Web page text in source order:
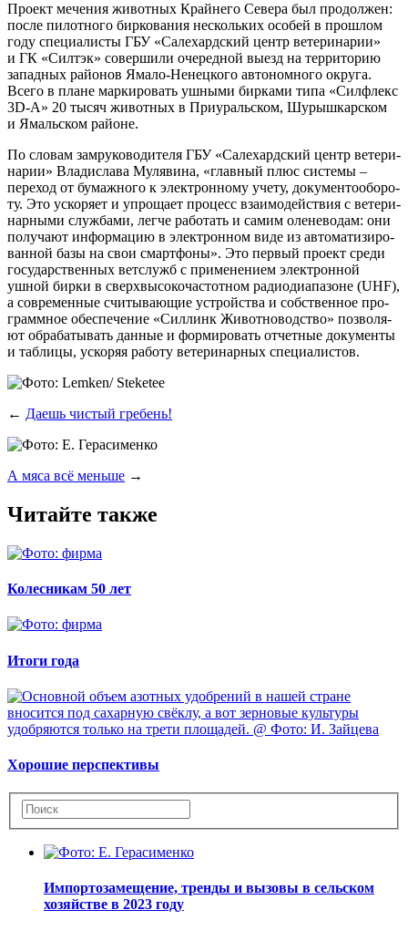
Проект мече­ния живот­ных Край­не­го Севе­ра был про­дол­жен:
после пилот­но­го бир­ко­ва­ния несколь­ких осо­бей в про­шлом
году спе­ци­а­ли­сты ГБУ «Сале­хард­ский центр вете­ри­на­рии»
и ГК «Силт­эк» совер­ши­ли оче­ред­ной выезд на тер­ри­то­рию
запад­ных рай­о­нов Яма­ло-Ненец­ко­го авто­ном­но­го окру­га.
Все­го в плане мар­ки­ро­вать ушны­ми бир­ка­ми типа «Сил­флекс
3D-А» 20 тысяч живот­ных в При­ураль­ском, Шурыш­кар­ском
и Ямаль­ском районе.
По сло­вам замру­ко­во­ди­те­ля ГБУ «Сале­хард­ский центр вете­ри­
на­рии» Вла­ди­сла­ва Муля­ви­на, «глав­ный плюс систе­мы –
пере­ход от бумаж­но­го к элек­трон­но­му уче­ту, доку­мен­то­обо­ро­
ту. Это уско­ря­ет и упро­ща­ет про­цесс вза­и­мо­дей­ствия с вете­ри­
нар­ны­ми служ­ба­ми, лег­че рабо­тать и самим оле­не­во­дам: они
полу­ча­ют инфор­ма­цию в элек­трон­ном виде из авто­ма­ти­зи­ро­
ван­ной базы на свои смарт­фо­ны». Это пер­вый про­ект сре­ди
госу­дар­ствен­ных вет­служб с при­ме­не­ни­ем элек­трон­ной
ушной бир­ки в сверх­вы­со­ко­ча­стот­ном радио­ди­а­па­зоне (UHF),
а совре­мен­ные счи­ты­ва­ю­щие устрой­ства и соб­ствен­ное про­
грамм­ное обес­пе­че­ние «Сил­линк Живот­но­вод­ство» поз­во­ля­
ют обра­ба­ты­вать дан­ные и фор­ми­ро­вать отчет­ные доку­мен­ты
и таб­ли­цы, уско­ряя рабо­ту вете­ри­нар­ных специалистов.
← Даешь чистый гребень!
А мяса всё меньше →
Читайте также
Колесникам 50 лет
Итоги года
Хорошие перспективы
Импортозамещение, тренды и вызовы в сельском
хозяйстве в 2023 году